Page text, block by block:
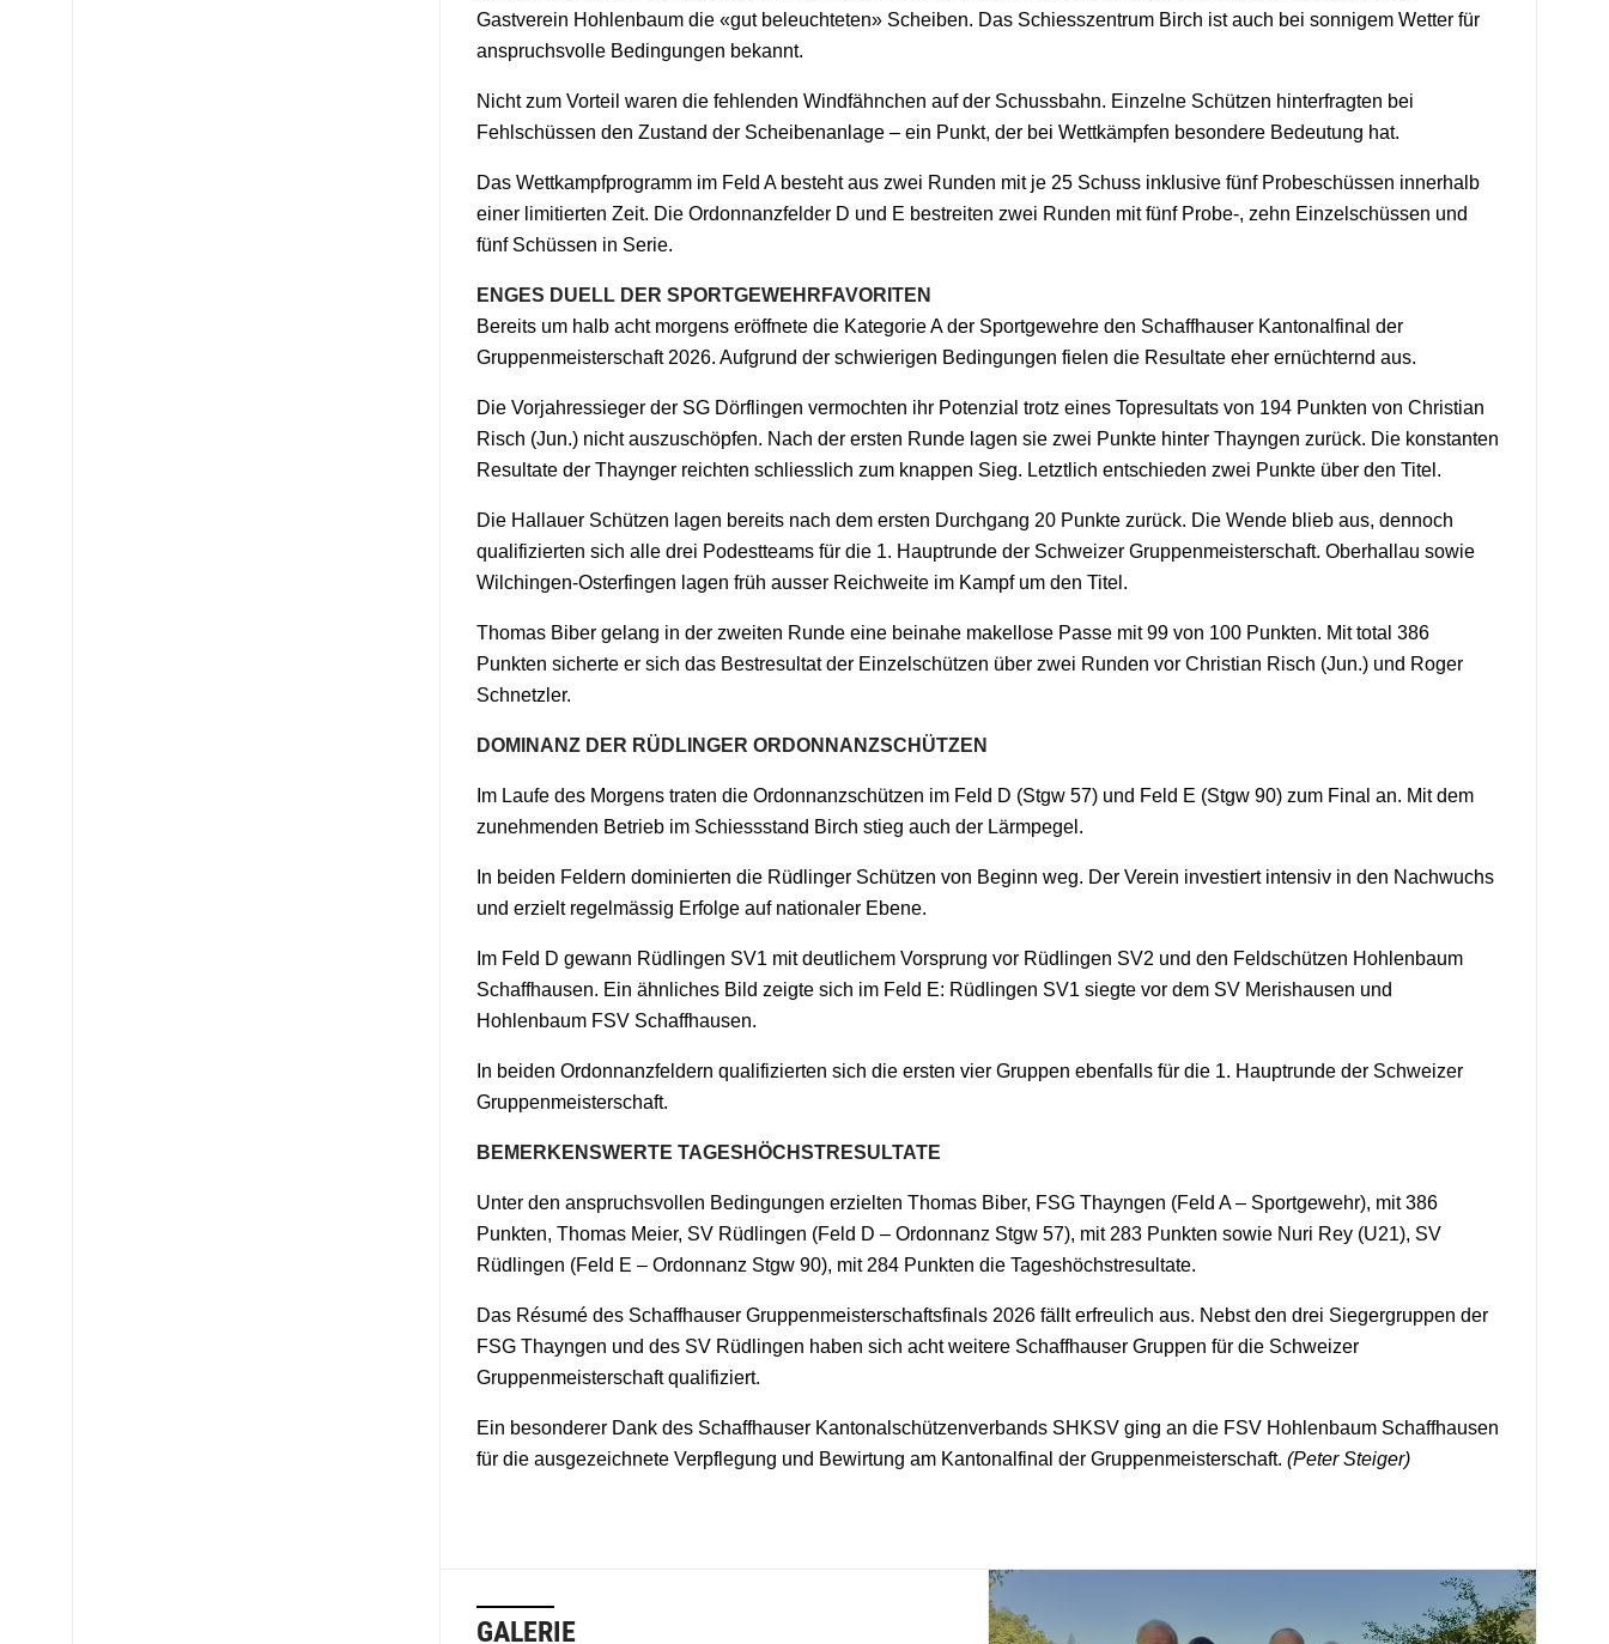
Gastverein Hohlenbaum die «gut beleuchteten» Scheiben. Das Schiesszentrum Birch ist auch bei sonnigem Wetter für
anspruchsvolle Bedingungen bekannt.
Nicht zum Vorteil waren die fehlenden Windfähnchen auf der Schussbahn. Einzelne Schützen hinterfragten bei
Fehlschüssen den Zustand der Scheibenanlage – ein Punkt, der bei Wettkämpfen besondere Bedeutung hat.
Das Wettkampfprogramm im Feld A besteht aus zwei Runden mit je 25 Schuss inklusive fünf Probeschüssen innerhalb
einer limitierten Zeit. Die Ordonnanzfelder D und E bestreiten zwei Runden mit fünf Probe-, zehn Einzelschüssen und
fünf Schüssen in Serie.
ENGES DUELL DER SPORTGEWEHRFAVORITEN
Bereits um halb acht morgens eröffnete die Kategorie A der Sportgewehre den Schaffhauser Kantonalfinal der
Gruppenmeisterschaft 2026. Aufgrund der schwierigen Bedingungen fielen die Resultate eher ernüchternd aus.
Die Vorjahressieger der SG Dörflingen vermochten ihr Potenzial trotz eines Topresultats von 194 Punkten von Christian
Risch (Jun.) nicht auszuschöpfen. Nach der ersten Runde lagen sie zwei Punkte hinter Thayngen zurück. Die konstanten
Resultate der Thaynger reichten schliesslich zum knappen Sieg. Letztlich entschieden zwei Punkte über den Titel.
Die Hallauer Schützen lagen bereits nach dem ersten Durchgang 20 Punkte zurück. Die Wende blieb aus, dennoch
qualifizierten sich alle drei Podestteams für die 1. Hauptrunde der Schweizer Gruppenmeisterschaft. Oberhallau sowie
Wilchingen-Osterfingen lagen früh ausser Reichweite im Kampf um den Titel.
Thomas Biber gelang in der zweiten Runde eine beinahe makellose Passe mit 99 von 100 Punkten. Mit total 386
Punkten sicherte er sich das Bestresultat der Einzelschützen über zwei Runden vor Christian Risch (Jun.) und Roger
Schnetzler.
DOMINANZ DER RÜDLINGER ORDONNANZSCHÜTZEN
Im Laufe des Morgens traten die Ordonnanzschützen im Feld D (Stgw 57) und Feld E (Stgw 90) zum Final an. Mit dem
zunehmenden Betrieb im Schiessstand Birch stieg auch der Lärmpegel.
In beiden Feldern dominierten die Rüdlinger Schützen von Beginn weg. Der Verein investiert intensiv in den Nachwuchs
und erzielt regelmässig Erfolge auf nationaler Ebene.
Im Feld D gewann Rüdlingen SV1 mit deutlichem Vorsprung vor Rüdlingen SV2 und den Feldschützen Hohlenbaum
Schaffhausen. Ein ähnliches Bild zeigte sich im Feld E: Rüdlingen SV1 siegte vor dem SV Merishausen und
Hohlenbaum FSV Schaffhausen.
In beiden Ordonnanzfeldern qualifizierten sich die ersten vier Gruppen ebenfalls für die 1. Hauptrunde der Schweizer
Gruppenmeisterschaft.
BEMERKENSWERTE TAGESHÖCHSTRESULTATE
Unter den anspruchsvollen Bedingungen erzielten Thomas Biber, FSG Thayngen (Feld A – Sportgewehr), mit 386
Punkten, Thomas Meier, SV Rüdlingen (Feld D – Ordonnanz Stgw 57), mit 283 Punkten sowie Nuri Rey (U21), SV
Rüdlingen (Feld E – Ordonnanz Stgw 90), mit 284 Punkten die Tageshöchstresultate.
Das Résumé des Schaffhauser Gruppenmeisterschaftsfinals 2026 fällt erfreulich aus. Nebst den drei Siegergruppen der
FSG Thayngen und des SV Rüdlingen haben sich acht weitere Schaffhauser Gruppen für die Schweizer
Gruppenmeisterschaft qualifiziert.
Ein besonderer Dank des Schaffhauser Kantonalschützenverbands SHKSV ging an die FSV Hohlenbaum Schaffhausen
für die ausgezeichnete Verpflegung und Bewirtung am Kantonalfinal der Gruppenmeisterschaft. (Peter Steiger)
GALERIE